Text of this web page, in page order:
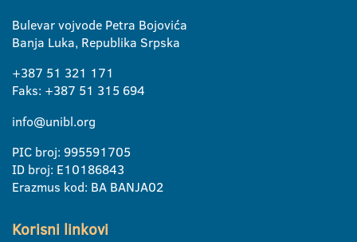
Bulevar vojvode Petra Bojovića
Banja Luka, Republika Srpska
+387 51 321 171
Faks: +387 51 315 694
info@unibl.org
PIC broj: 995591705
ID broj: E10186843
Erazmus kod: BA BANJA02
Korisni linkovi